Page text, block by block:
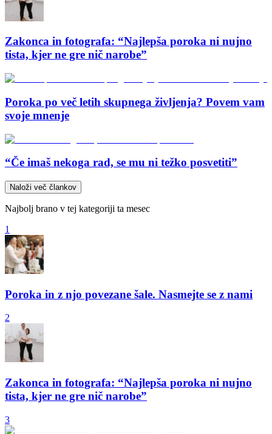
Zakonca in fotografa: “Najlepša poroka ni nujno
tista, kjer ne gre nič narobe”
Poroka po več letih skupnega življenja? Povem vam
svoje mnenje
“Če imaš nekoga rad, se mu ni težko posvetiti”
Naloži več člankov
Najbolj brano v tej kategoriji ta mesec
1
Poroka in z njo povezane šale. Nasmejte se z nami
2
Zakonca in fotografa: “Najlepša poroka ni nujno
tista, kjer ne gre nič narobe”
3